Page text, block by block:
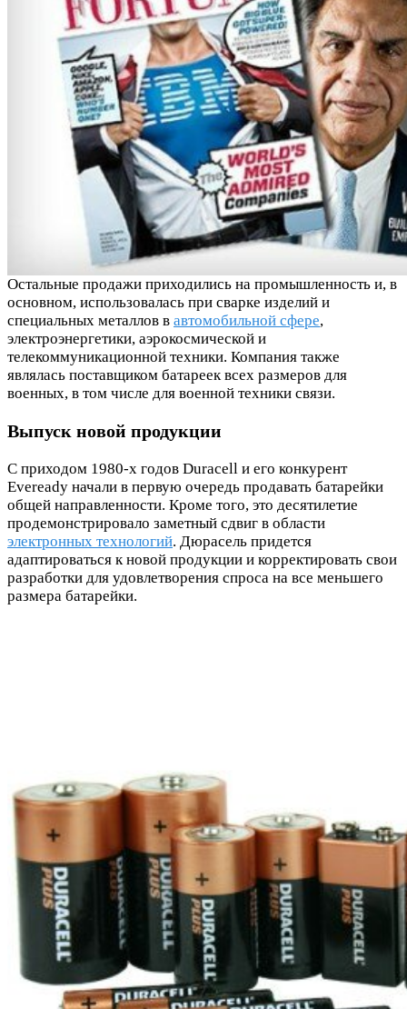
Остальные продажи приходились на промышленность и, в
основном, использовалась при сварке изделий и
специальных металлов в автомобильной сфере,
электроэнергетики, аэрокосмической и
телекоммуникационной техники. Компания также
являлась поставщиком батареек всех размеров для
военных, в том числе для военной техники связи.
Выпуск новой продукции
С приходом 1980-х годов Duracell и его конкурент
Eveready начали в первую очередь продавать батарейки
общей направленности. Кроме того, это десятилетие
продемонстрировало заметный сдвиг в области
электронных технологий. Дюрасель придется
адаптироваться к новой продукции и корректировать свои
разработки для удовлетворения спроса на все меньшего
размера батарейки.